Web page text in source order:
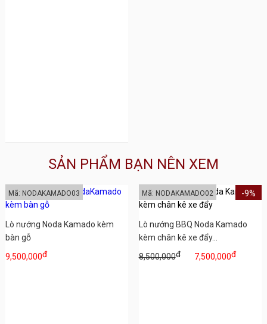
SẢN PHẨM BẠN NÊN XEM
Lò nướng Noda Kamado kèm
bàn gỗ
9,500,000đ
Mã: NODAKAMADO03
Lò nướng BBQ Noda Kamado
kèm chân kê xe đẩy...
8,500,000đ 7,500,000đ
-9%
Mã: NODAKAMADO02